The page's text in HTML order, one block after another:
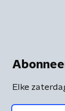
Elke